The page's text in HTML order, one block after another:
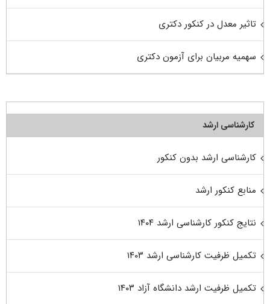
تاثیر معدل در کنکور دکتری
سهمیه مربیان برای آزمون دکتری
کارشناسی ارشد
کارشناسی ارشد بدون کنکور
منابع کنکور ارشد
نتایج کنکور کارشناسی ارشد ۱۴۰۴
تکمیل ظرفیت کارشناسی ارشد ۱۴۰۳
تکمیل ظرفیت ارشد دانشگاه آزاد ۱۴۰۳